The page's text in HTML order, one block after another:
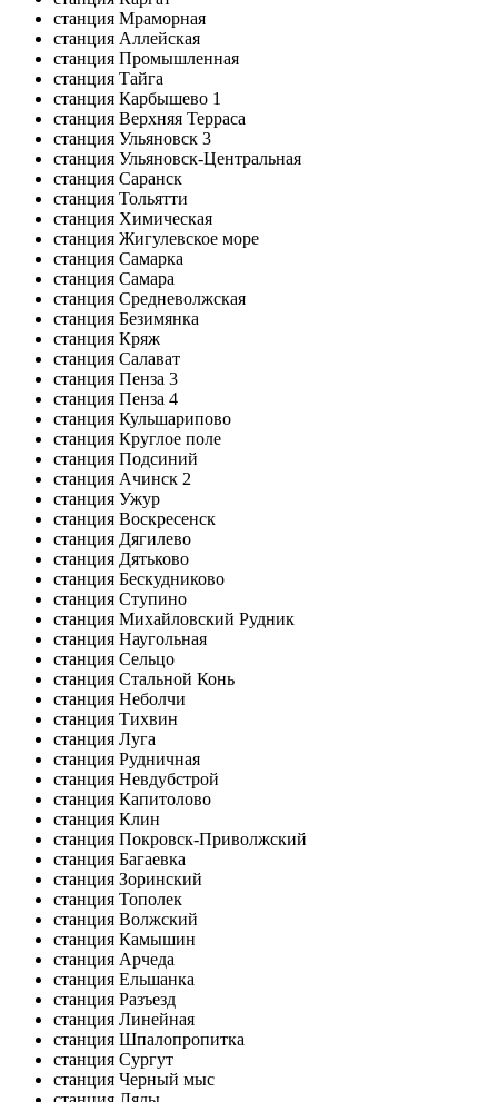
станция Мраморная
станция Аллейская
станция Промышленная
станция Тайга
станция Карбышево 1
станция Верхняя Терраса
станция Ульяновск 3
станция Ульяновск-Центральная
станция Саранск
станция Тольятти
станция Химическая
станция Жигулевское море
станция Самарка
станция Самара
станция Средневолжская
станция Безимянка
станция Кряж
станция Салават
станция Пенза 3
станция Пенза 4
станция Кульшарипово
станция Круглое поле
станция Подсиний
станция Ачинск 2
станция Ужур
станция Воскресенск
станция Дягилево
станция Дятьково
станция Бескудниково
станция Ступино
станция Михайловский Рудник
станция Наугольная
станция Сельцо
станция Стальной Конь
станция Неболчи
станция Тихвин
станция Луга
станция Рудничная
станция Невдубстрой
станция Капитолово
станция Клин
станция Покровск-Приволжский
станция Багаевка
станция Зоринский
станция Тополек
станция Волжский
станция Камышин
станция Арчеда
станция Ельшанка
станция Разъезд
станция Линейная
станция Шпалопропитка
станция Сургут
станция Черный мыс